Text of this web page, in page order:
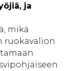
ja
mikä
ruokavalion